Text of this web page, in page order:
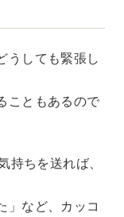
うしても緊張し
こともあるので
持ちを送れば、
」など、カッコ